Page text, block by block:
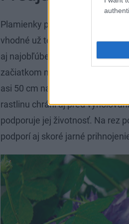
Plamienky patria k obľúbeným
vhodné už teraz myslieť na ich
aj najobľúbenejší plamienok
začiatkom marca, v dňoch, keď
asi 50 cm nad pôdou vedie k
rastlinu chráni aj pred
podporuje jej životnosť. Na rez
podporí aj skoré jarné